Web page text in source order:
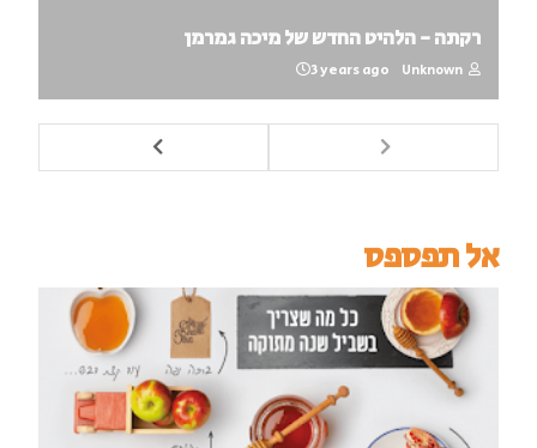
רקתה - הלהיט החדש של מיכה גמרמן
Unknown
3 years ago
אל תפספס